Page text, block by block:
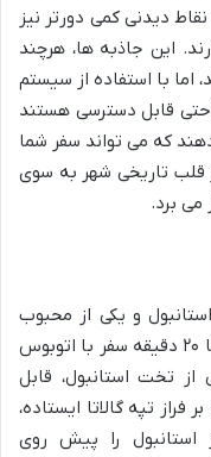
دیدنی کمی دورتر نیز
این جاذبه ها، هرچند
با استفاده از سیستم
قابل دسترسی هستند
که می تواند سفر شما
قلب تاریخی شهر به سوی
می برد.
و یکی از محبوب
ترین نقاط برای تماشای شهر، با حدود ۱۵ تا ۲۰ دقیقه سفر با اتوبوس
تخت استانبول، قابل
تپه گالاتا ایستاده،
نظیر از استانبول را پیش روی